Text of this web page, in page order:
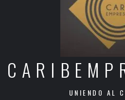
UNIENDO AL